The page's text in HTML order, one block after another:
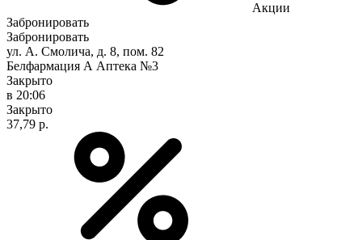
Акции
Забронировать
Забронировать
ул. А. Смолича, д. 8, пом. 82
Белфармация А Аптека №3
Закрыто
в 20:06
Закрыто
37,79 р.